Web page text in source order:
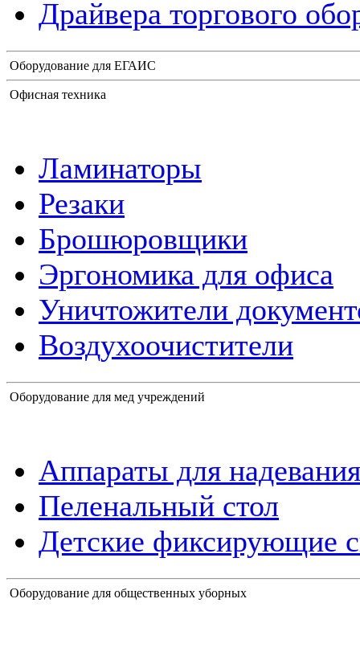
Драйвера торгового
Оборудование для ЕГАИС
Офисная техника
Ламинаторы
Резаки
Брошюровщики
Эргономика для офиса
Уничтожители
Воздухоочистители
Оборудование для мед учреждений
Аппараты для
Пеленальный стол
Детские фиксирующие
Оборудование для общественных уборных